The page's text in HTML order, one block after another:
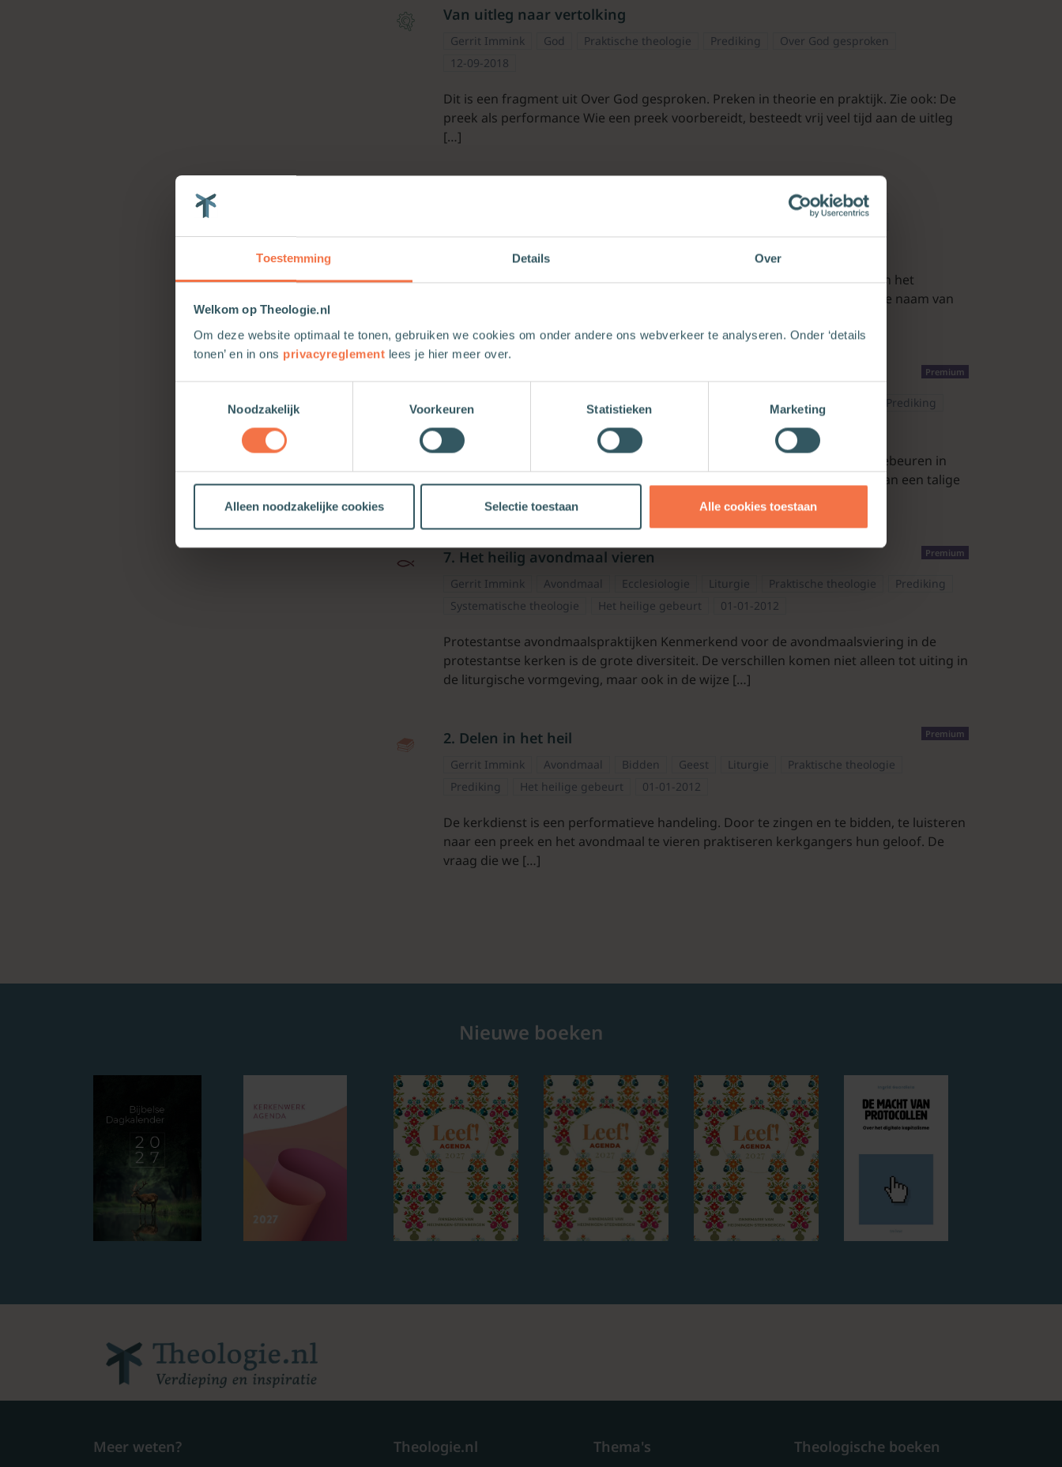
Toestemming Details Over
Welkom op Theologie.nl
Om deze website optimaal te tonen, gebruiken we cookies om onder andere ons webverkeer te analyseren. Onder ‘details
tonen’ en in ons privacyreglement lees je hier meer over.
Noodzakelijk
Voorkeuren Statistieken Marketing
Alleen noodzakelijke cookies Selectie toestaan Alle cookies toestaan
Van uitleg naar vertolking
Gerrit Immink God Praktische theologie Prediking
Over God gesproken
12-09-2018
Dit is een fragment uit Over God gesproken. Preken in theorie en praktijk. Zie ook: De
preek als performance Wie een preek voorbereidt, besteedt vrij veel tijd aan de uitleg
[…]
Overlijden
Liturgie
De bijeenkomst van de gemeente op zondagmorgen staat in het teken van het
heilsgebeuren in Jezus Christus. De christelijke gemeente komt bijeen in de naam van
Premium
Ecclesiologie Liturgie Praktische theologie
Prediking
Systematische theologie
Het heilige gebeurt
In dit artikel gaat het over de preek als performance: het feitelijke preekgebeuren in
het samenspel van spreken en horen. De preek als performanceis meer dan een talige
en retorische […]
Premium
7. Het heilig avondmaal vieren
Gerrit Immink Avondmaal Ecclesiologie Liturgie Praktische theologie
Prediking
Systematische theologie
Het heilige gebeurt 01-01-2012
Protestantse avondmaalspraktijken Kenmerkend voor de avondmaalsviering in de
protestantse kerken is de grote diversiteit. De verschillen komen niet alleen tot uiting in
de liturgische vormgeving, maar ook in de wijze […]
Premium
2. Delen in het heil
Gerrit Immink Avondmaal Bidden Geest Liturgie
Praktische theologie
Prediking
Het heilige gebeurt 01-01-2012
De kerkdienst is een performatieve handeling. Door te zingen en te bidden, te luisteren
naar een preek en het avondmaal te vieren praktiseren kerkgangers hun geloof. De
vraag die we […]
Nieuwe boeken
Meer weten? Theologie.nl Thema's Theologische boeken